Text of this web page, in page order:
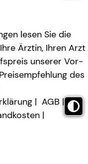
lesen Sie die
Ärztin, Ihren Arzt
unserer Vor-
des
AGB